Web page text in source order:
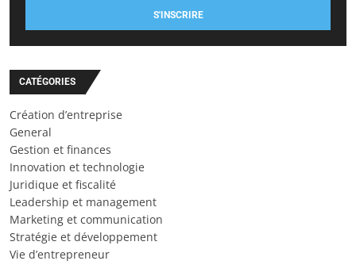
S'INSCRIRE
CATÉGORIES
Création d’entreprise
General
Gestion et finances
Innovation et technologie
Juridique et fiscalité
Leadership et management
Marketing et communication
Stratégie et développement
Vie d’entrepreneur